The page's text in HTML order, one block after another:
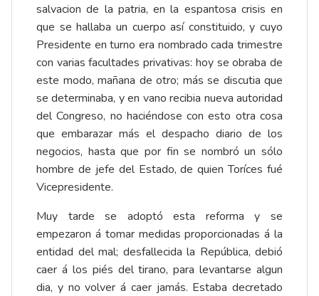
salvacion de la patria, en la espantosa crisis en
que se hallaba un cuerpo así constituido, y cuyo
Presidente en turno era nombrado cada trimestre
con varias facultades privativas: hoy se obraba de
este modo, mañana de otro; más se discutia que
se determinaba, y en vano recibia nueva autoridad
del Congreso, no haciéndose con esto otra cosa
que embarazar más el despacho diario de los
negocios, hasta que por fin se nombró un sólo
hombre de jefe del Estado, de quien Toríces fué
Vicepresidente.
Muy tarde se adoptó esta reforma y se
empezaron á tomar medidas proporcionadas á la
entidad del mal; desfallecida la República, debió
caer á los piés del tirano, para levantarse algun
dia, y no volver á caer jamás. Estaba decretado